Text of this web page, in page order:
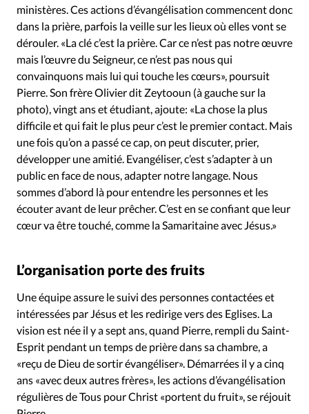
ministères. Ces actions d’évangélisation commencent donc
dans la prière, parfois la veille sur les lieux où elles vont se
dérouler. «La clé c’est la prière. Car ce n’est pas notre œuvre
mais l’œuvre du Seigneur, ce n’est pas nous qui
convainquons mais lui qui touche les cœurs», poursuit
Pierre. Son frère Olivier dit Zeytooun (à gauche sur la
photo), vingt ans et étudiant, ajoute: «La chose la plus
difficile et qui fait le plus peur c’est le premier contact. Mais
une fois qu’on a passé ce cap, on peut discuter, prier,
développer une amitié. Evangéliser, c’est s’adapter à un
public en face de nous, adapter notre langage. Nous
sommes d’abord là pour entendre les personnes et les
écouter avant de leur prêcher. C’est en se confiant que leur
cœur va être touché, comme la Samaritaine avec Jésus.»
L’organisation porte des fruits
Une équipe assure le suivi des personnes contactées et
intéressées par Jésus et les redirige vers des Eglises. La
vision est née il y a sept ans, quand Pierre, rempli du Saint-
Esprit pendant un temps de prière dans sa chambre, a
«reçu de Dieu de sortir évangéliser». Démarrées il y a cinq
ans «avec deux autres frères», les actions d’évangélisation
régulières de Tous pour Christ «portent du fruit», se réjouit